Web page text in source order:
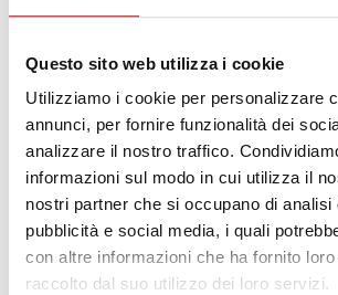
Questo sito web utilizza i cookie
Utilizziamo i cookie per personalizzare
annunci, per fornire funzionalità dei
analizzare il nostro traffico.
informazioni sul modo in cui utilizza il
nostri partner che si occupano di analisi
pubblicità e social media, i quali
con altre informazioni che ha fornito
raccolto dal suo utilizzo dei loro servizi.
packaging. Un progetto
Plusline, annunciata nello stesso
2019.
I nomi dei clienti non possono
per ragioni di riservatezza, ma lo
previsto entro la fine del 2020.
La partnership tecnica di Futura
mira a sviluppare concetti